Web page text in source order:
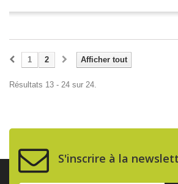
Afficher tout
1 2
Résultats 13 - 24 sur 24.
S'inscrire à la